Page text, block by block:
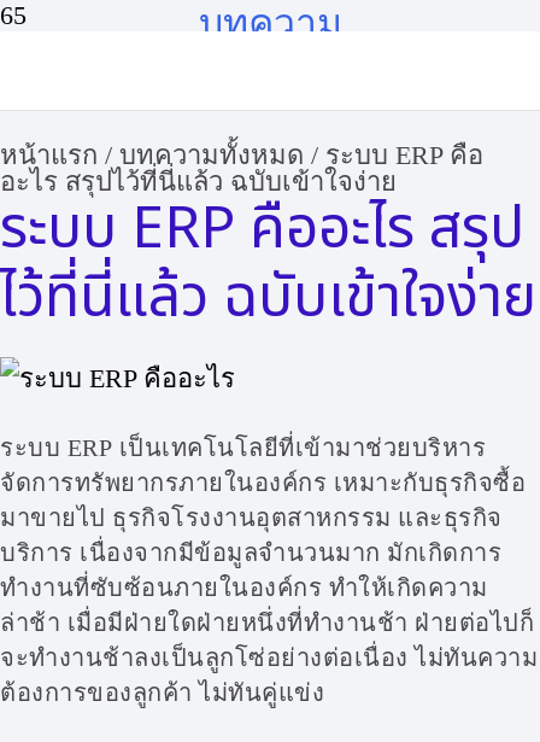
บทความ
หน้าแรก / บทความทั้งหมด / ระบบ ERP คือ
อะไร สรุปไว้ที่นี่แล้ว ฉบับเข้าใจง่าย
ระบบ ERP คืออะไร สรุป
ไว้ที่นี่แล้ว ฉบับเข้าใจง่าย
ระบบ ERP เป็นเทคโนโลยีที่เข้ามาช่วยบริหาร
จัดการทรัพยากรภายในองค์กร เหมาะกับธุรกิจซื้อ
มาขายไป ธุรกิจโรงงานอุตสาหกรรม และธุรกิจ
บริการ เนื่องจากมีข้อมูลจำนวนมาก มักเกิดการ
ทำงานที่ซับซ้อนภายในองค์กร ทำให้เกิดความ
ล่าช้า เมื่อมีฝ่ายใดฝ่ายหนึ่งที่ทำงานช้า ฝ่ายต่อไปก็
จะทำงานช้าลงเป็นลูกโซ่อย่างต่อเนื่อง ไม่ทันความ
ต้องการของลูกค้า ไม่ทันคู่แข่ง